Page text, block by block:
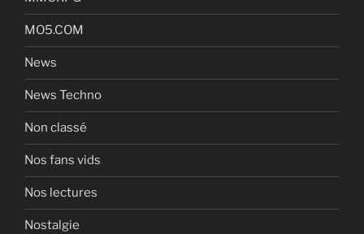
MO5.COM
News
News Techno
Non classé
Nos fans vids
Nos lectures
Nostalgie